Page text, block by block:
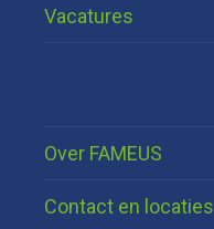
Vacatures
Over FAMEUS
Contact en locaties